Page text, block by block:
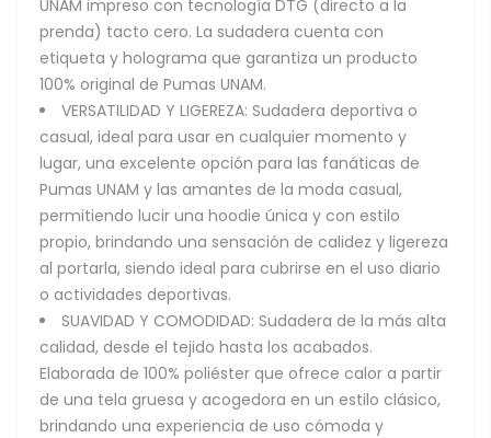
UNAM impreso con tecnología DTG (directo a la
prenda) tacto cero. La sudadera cuenta con
etiqueta y holograma que garantiza un producto
100% original de Pumas UNAM.
VERSATILIDAD Y LIGEREZA: Sudadera deportiva o
casual, ideal para usar en cualquier momento y
lugar, una excelente opción para las fanáticas de
Pumas UNAM y las amantes de la moda casual,
permitiendo lucir una hoodie única y con estilo
propio, brindando una sensación de calidez y ligereza
al portarla, siendo ideal para cubrirse en el uso diario
o actividades deportivas.
SUAVIDAD Y COMODIDAD: Sudadera de la más alta
calidad, desde el tejido hasta los acabados.
Elaborada de 100% poliéster que ofrece calor a partir
de una tela gruesa y acogedora en un estilo clásico,
brindando una experiencia de uso cómoda y